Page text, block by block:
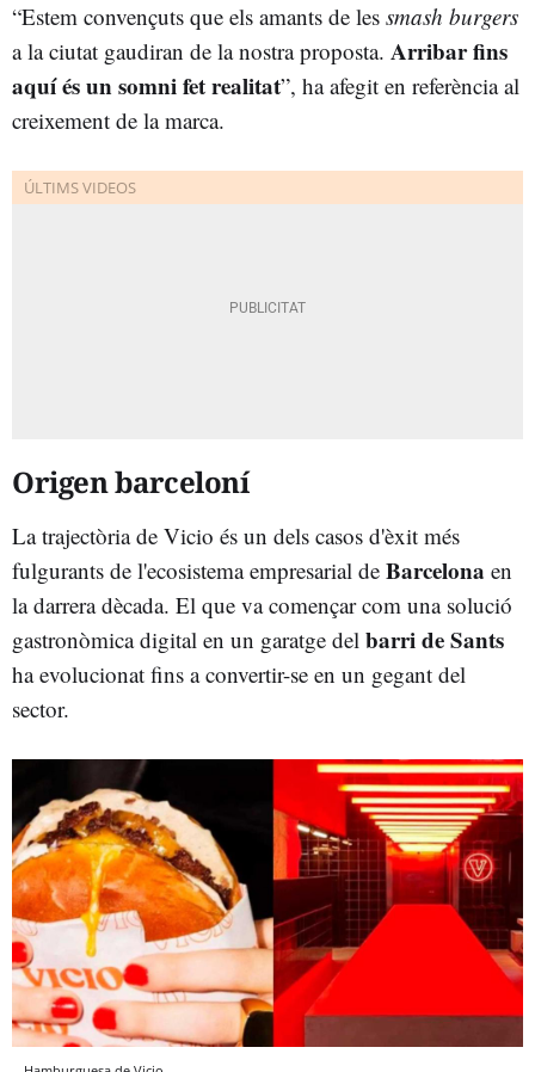
“Estem convençuts que els amants de les smash burgers
a la ciutat gaudiran de la nostra proposta. Arribar fins
aquí és un somni fet realitat”, ha afegit en referència al
creixement de la marca.
Origen barceloní
La trajectòria de Vicio és un dels casos d'èxit més
fulgurants de l'ecosistema empresarial de Barcelona en
la darrera dècada. El que va començar com una solució
gastronòmica digital en un garatge del barri de Sants
ha evolucionat fins a convertir-se en un gegant del
sector.